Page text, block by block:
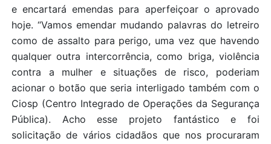
e encartará emendas para aperfeiçoar o aprovado
hoje. “Vamos emendar mudando palavras do letreiro
como de assalto para perigo, uma vez que havendo
qualquer outra intercorrência, como briga, violência
contra a mulher e situações de risco, poderiam
acionar o botão que seria interligado também com o
Ciosp (Centro Integrado de Operações da Segurança
Pública). Acho esse projeto fantástico e foi
solicitação de vários cidadãos que nos procuraram